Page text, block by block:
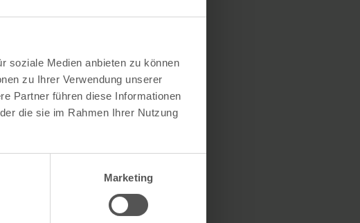
soziale Medien anbieten zu können
zu Ihrer Verwendung unserer
Partner führen diese Informationen
die sie im Rahmen Ihrer Nutzung
Marketing